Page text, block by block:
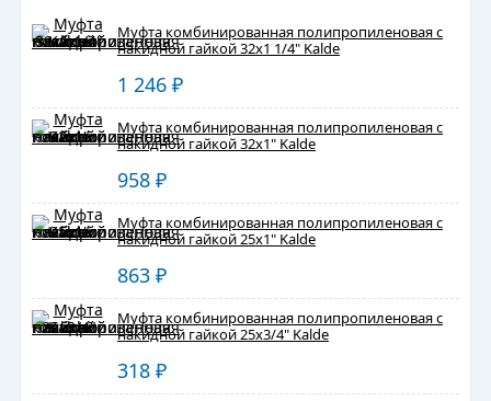
Муфта комбинированная полипропиленовая с
накидной гайкой 32х1 1/4" Kalde
1 246 ₽
Муфта комбинированная полипропиленовая с
накидной гайкой 32х1" Kalde
958 ₽
Муфта комбинированная полипропиленовая с
накидной гайкой 25х1" Kalde
863 ₽
Муфта комбинированная полипропиленовая с
накидной гайкой 25х3/4" Kalde
318 ₽